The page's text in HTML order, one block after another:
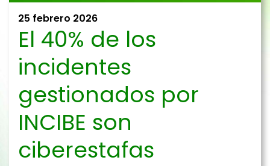
25 febrero 2026
El 40% de los
incidentes
gestionados por
INCIBE son
ciberestafas